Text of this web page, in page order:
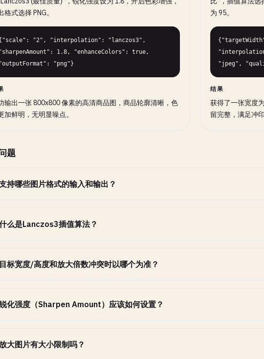
格式选择 PNG。
"2", "interpolation": "lanczos3",
"sharpenAmount": 1.8, "enhanceColors": true,
"outputFormat": "png"}
输出一张 800x800 像素的高清商品图，商品轮廓清晰，色
加鲜明，无明显噪点。
为 95。
"jpeg",
结果
获得了一张宽度
留完整，满足冲印
题
持哪些图片格式的输入和输出？
么是Lanczos3插值算法？
目标宽度/高度和放大倍数冲突时以哪个为准？
化强度（Sharpen Amount）应该如何设置？
放大图片有大小限制吗？